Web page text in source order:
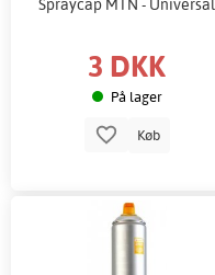
Spraycap MTN - Universal
3 DKK
På lager
Køb